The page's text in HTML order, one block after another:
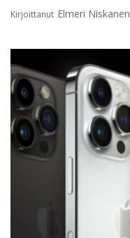
Kirjoittanut Elmeri Niskanen